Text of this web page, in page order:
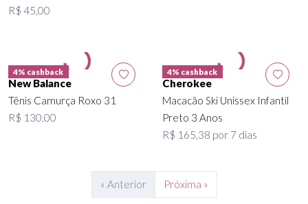
R$ 45,00
4% cashback
New Balance
Tênis Camurça Roxo 31
R$ 130,00
4% cashback
Cherokee
Macacão Ski Unissex Infantil
Preto 3 Anos
R$ 165,38 por 7 dias
« Anterior Próxima »